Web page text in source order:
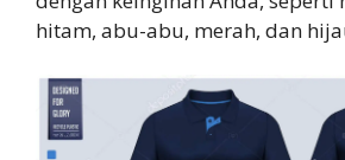
hitam, abu-abu, merah, dan